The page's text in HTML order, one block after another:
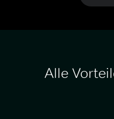
Alle